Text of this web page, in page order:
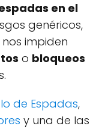
en el
genéricos,
impiden
o bloqueos
de Espadas,
y una de las